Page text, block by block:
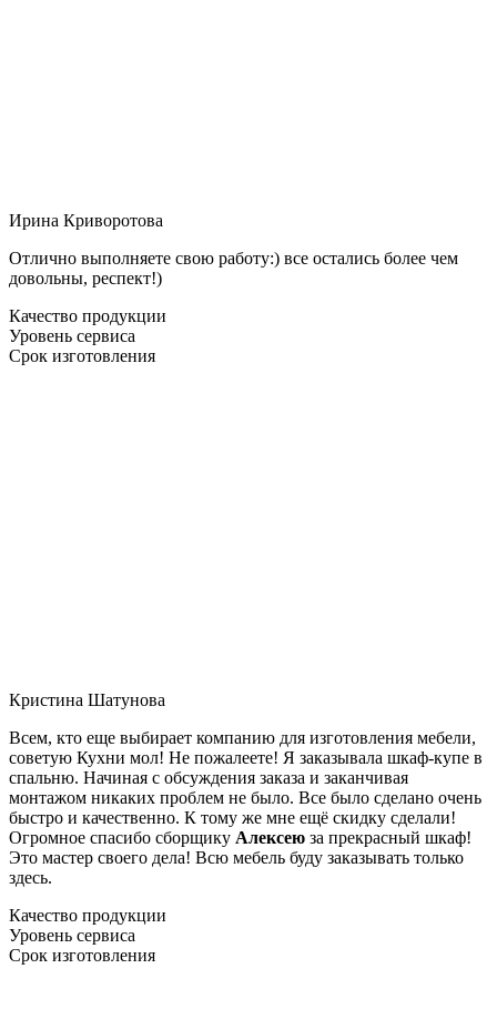
Ирина Криворотова
Отлично выполняете свою работу:) все остались более чем
довольны, респект!)
Качество продукции
Уровень сервиса
Срок изготовления
Кристина Шатунова
Всем, кто еще выбирает компанию для изготовления мебели,
советую Кухни мол! Не пожалеете! Я заказывала шкаф-купе в
спальню. Начиная с обсуждения заказа и заканчивая
монтажом никаких проблем не было. Все было сделано очень
быстро и качественно. К тому же мне ещё скидку сделали!
Огромное спасибо сборщику Алексею за прекрасный шкаф!
Это мастер своего дела! Всю мебель буду заказывать только
здесь.
Качество продукции
Уровень сервиса
Срок изготовления